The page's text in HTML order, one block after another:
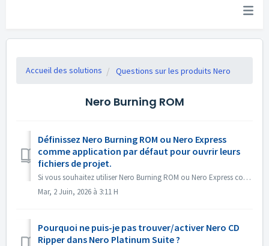
Accueil des solutions Questions sur les produits Nero
Nero Burning ROM
Définissez Nero Burning ROM ou Nero Express
comme application par défaut pour ouvrir leurs
fichiers de projet.
Si vous souhaitez utiliser Nero Burning ROM ou Nero Express comme application par défaut pour ouvrir les fichiers de projet Nero Burning ROM ou les projets ...
Mar, 2 Juin, 2026 à 3:11 H
Pourquoi ne puis-je pas trouver/activer Nero CD
Ripper dans Nero Platinum Suite ?